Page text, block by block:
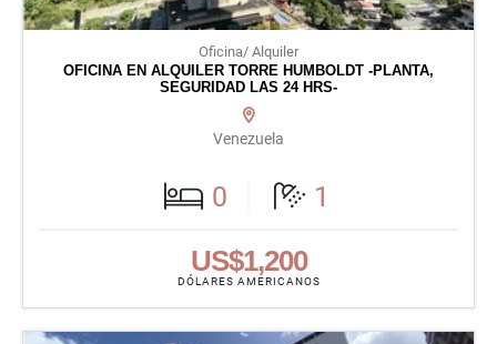
Oficina/ Alquiler
OFICINA EN ALQUILER TORRE HUMBOLDT -PLANTA,
SEGURIDAD LAS 24 HRS-
Venezuela
0 1
US$1,200
DÓLARES AMERICANOS